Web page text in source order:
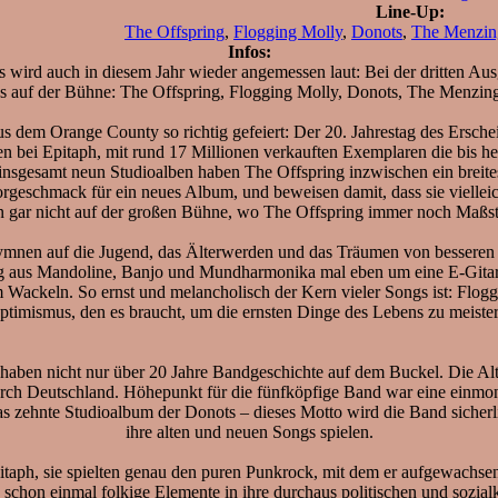
Line-Up:
The Offspring, Flogging Molly, Donots, The
Infos:
auch in diesem Jahr wieder angemessen laut: Bei der dritten
auf der Bühne: The Offspring, Flogging Molly, Donots, The
dem Orange County so richtig gefeiert: Der 20. Jahrestag des
bei Epitaph, mit rund 17 Millionen verkauften Exemplaren die bis
neun Studioalben haben The Offspring inzwischen ein
für ein neues Album, und beweisen damit, dass sie
gar nicht auf der großen Bühne, wo The Offspring immer noch
auf die Jugend, das Älterwerden und das Träumen von
Mandoline, Banjo und Mundharmonika mal eben um eine E-
So ernst und melancholisch der Kern vieler Songs ist:
den es braucht, um die ernsten Dinge des Lebens zu
nicht nur über 20 Jahre Bandgeschichte auf dem Buckel. Die
Deutschland. Höhepunkt für die fünfköpfige Band war eine
zehnte Studioalbum der Donots – dieses Motto wird die Band
ihre alten und neuen Songs spielen.
sie spielten genau den puren Punkrock, mit dem er
schon einmal folkige Elemente in ihre durchaus politischen und